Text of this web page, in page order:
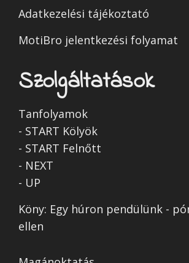
Adatkezelési tájékoztató
MotiBro jelentkezési folyamat
Szolgáltatások
Tanfolyamok
- START Kölyök
- START Felnőtt
- NEXT
- UP
Köny: Egy húron pendülünk -
ellen